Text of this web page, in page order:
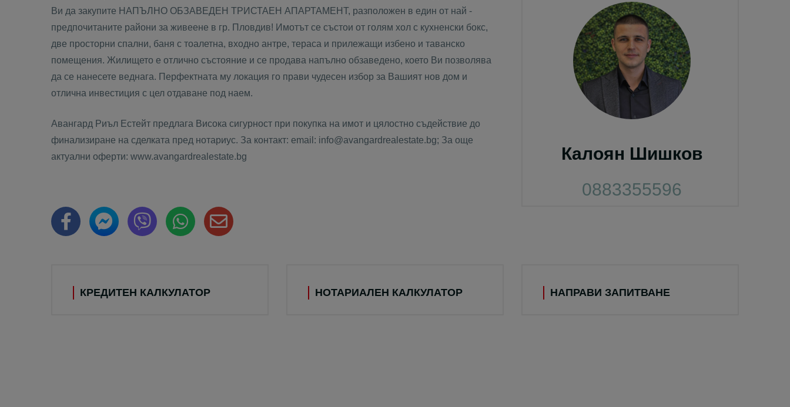
Ви да закупите НАПЪЛНО ОБЗАВЕДЕН ТРИСТАЕН АПАРТАМЕНТ, разположен в един от най -
предпочитаните райони за живеене в гр. Пловдив! Имотът се състои от голям хол с кухненски бокс,
две просторни спални, баня с тоалетна, входно антре, тераса и прилежащи избено и таванско
помещения. Жилището е отлично състояние и се продава напълно обзаведено, което Ви позволява
да се нанесете веднага. Перфектната му локация го прави чудесен избор за Вашият нов дом и
отлична инвестиция с цел отдаване под наем.
Авангард Риъл Естейт предлага Висока сигурност при покупка на имот и цялостно съдействие до
финализиране на сделката пред нотариус. За контакт: email: info@avangardrealestate.bg; За още
актуални оферти: www.avangardrealestate.bg
Калоян Шишков
0883355596
КРЕДИТЕН КАЛКУЛАТОР НОТАРИАЛЕН КАЛКУЛАТОР НАПРАВИ ЗАПИТВАНЕ